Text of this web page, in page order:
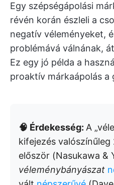
Egy szépségápolási
révén korán észleli a
negatív véleményeket,
problémává válnának,
Ez egy jó példa a
proaktív márkaápolás a
🧠 Érdekesség: A
kifejezés
először (Nasukawa &
véleménybányászat